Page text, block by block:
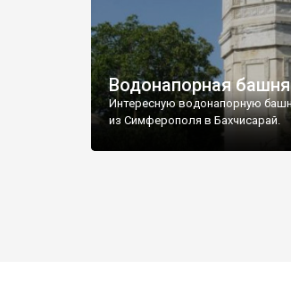
Водонапорная
Интересную водонапорную
из Симферополя в Бахчисарай.